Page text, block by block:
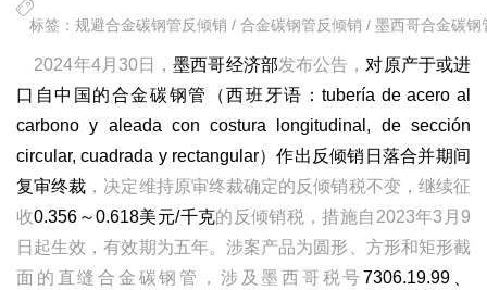
标签：规避合金碳钢管反倾销 / 合金碳钢管反倾销 / 墨西哥合金碳
2024年4月30日，墨西哥经济部发布公告， 对原产于或进
口自中国的合金碳钢管（西班牙语：tubería de acero al
carbono y aleada con costura longitudinal, de sección
circular, cuadrada y rectangular）作出反倾销日落合并期间
复审终裁 ，决定维持原审终裁确定的反倾销税不变，继续征
收0.356～0.618美元/千克的反倾销税，措施自2023年3月9
日起生效，有效期为五年。涉案产品为圆形、方形和矩形截
面的直缝合金碳钢管，涉及墨西哥税号7306.19.99、